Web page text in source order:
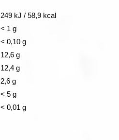
249 kJ / 58,9 kcal
< 1 g
< 0,10 g
12,6 g
12,4 g
2,6 g
< 5 g
< 0,01 g